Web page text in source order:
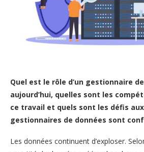
Quel est le rôle d’un gestionnaire
aujourd’hui, quelles sont les
ce travail et quels sont les défis
gestionnaires de données sont
Les données continuent d’exploser.